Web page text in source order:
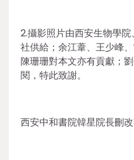
2.攝影照片由西安生物學
社供給；余江葦、王少峰
陳珊珊對本文亦有貢獻；
閱，特此致謝。
西安中和書院韓星院長刪